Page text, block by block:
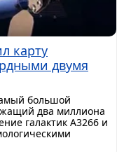
карту
двумя
большой
два миллиона
галактик A3266 и